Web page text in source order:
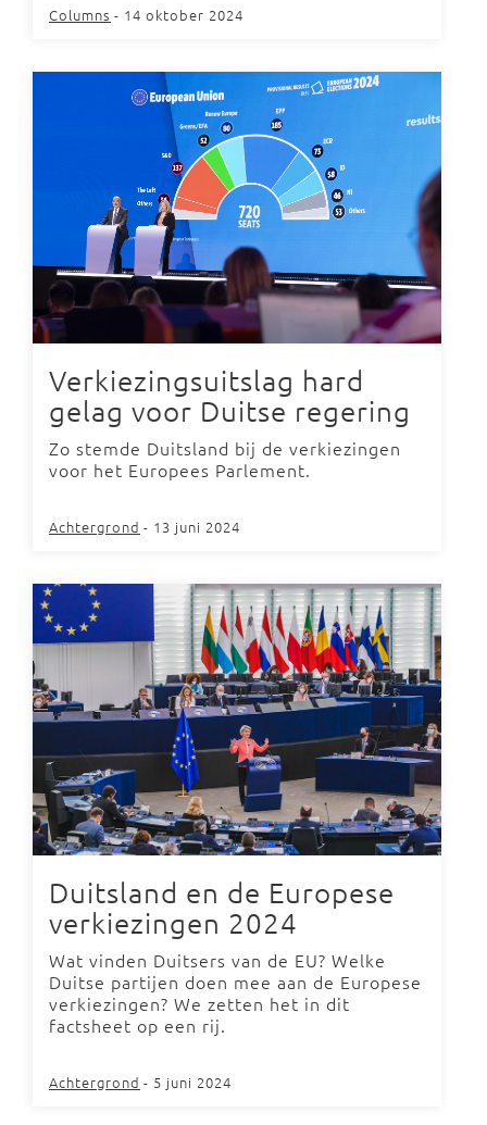
Columns - 14 oktober 2024
Verkiezingsuitslag hard
gelag voor Duitse regering
Zo stemde Duitsland bij de verkiezingen
voor het Europees Parlement.
Achtergrond - 13 juni 2024
Duitsland en de Europese
verkiezingen 2024
Wat vinden Duitsers van de EU? Welke
Duitse partijen doen mee aan de Europese
verkiezingen? We zetten het in dit
factsheet op een rij.
Achtergrond - 5 juni 2024